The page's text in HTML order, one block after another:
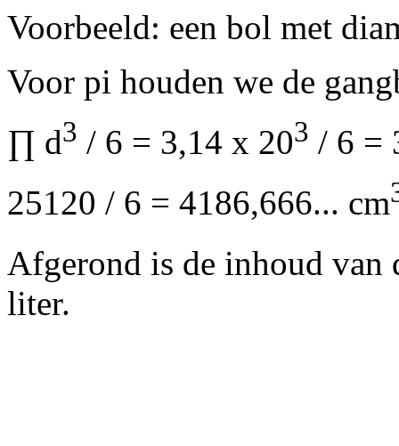
Voorbeeld: een bol met
Voor pi houden we de
∏ d3 / 6 = 3,14 x 203 / 6 =
25120 / 6 = 4186,666... cm
Afgerond is de inhoud van
liter.